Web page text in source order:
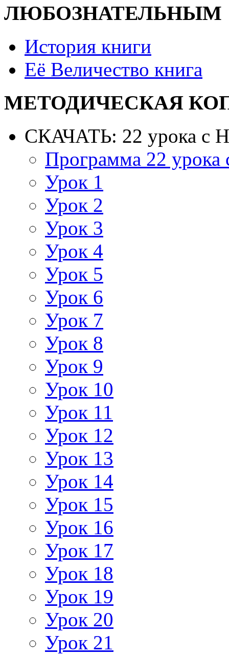
ЛЮБОЗНАТЕЛЬНЫМ
История книги
Её Величество книга
МЕТОДИЧЕСКАЯ
СКАЧАТЬ: 22 урока с
Программа 22
Урок 1
Урок 2
Урок 3
Урок 4
Урок 5
Урок 6
Урок 7
Урок 8
Урок 9
Урок 10
Урок 11
Урок 12
Урок 13
Урок 14
Урок 15
Урок 16
Урок 17
Урок 18
Урок 19
Урок 20
Урок 21